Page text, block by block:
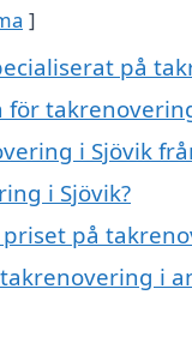
på
i Sjövik
i Sjövik?
på
i